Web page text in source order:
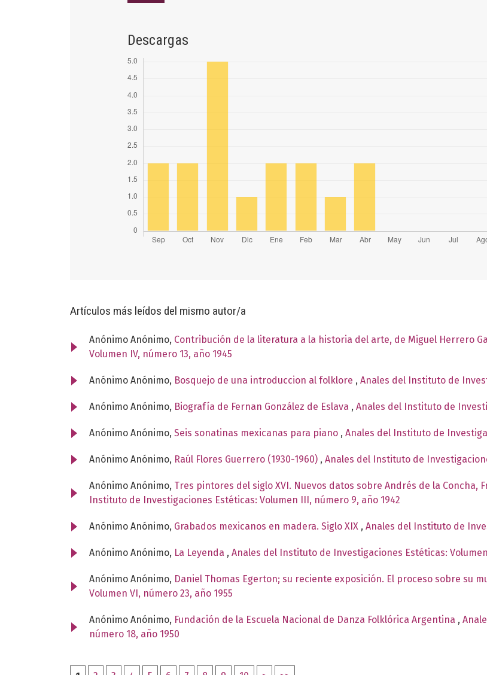
Descargas
Artículos más leídos del mismo autor/a
Anónimo Anónimo, Contribución de la literatura a la historia del arte, de Miguel Herrero
Volumen IV, número 13, año 1945
Anónimo Anónimo, Bosquejo de una introduccion al folklore , Anales del Instituto de
Anónimo Anónimo, Biografía de Fernan González de Eslava , Anales del Instituto de
Anónimo Anónimo, Seis sonatinas mexicanas para piano , Anales del Instituto de
Anónimo Anónimo, Raúl Flores Guerrero (1930-1960) , Anales del Instituto de
Anónimo Anónimo, Tres pintores del siglo XVI. Nuevos datos sobre Andrés de la Concha,
Instituto de Investigaciones Estéticas: Volumen III, número 9, año 1942
Anónimo Anónimo, Grabados mexicanos en madera. Siglo XIX , Anales del Instituto de
Anónimo Anónimo, La Leyenda , Anales del Instituto de Investigaciones Estéticas:
Anónimo Anónimo, Daniel Thomas Egerton; su reciente exposición. El proceso sobre su
Volumen VI, número 23, año 1955
Anónimo Anónimo, Fundación de la Escuela Nacional de Danza Folklórica Argentina ,
número 18, año 1950